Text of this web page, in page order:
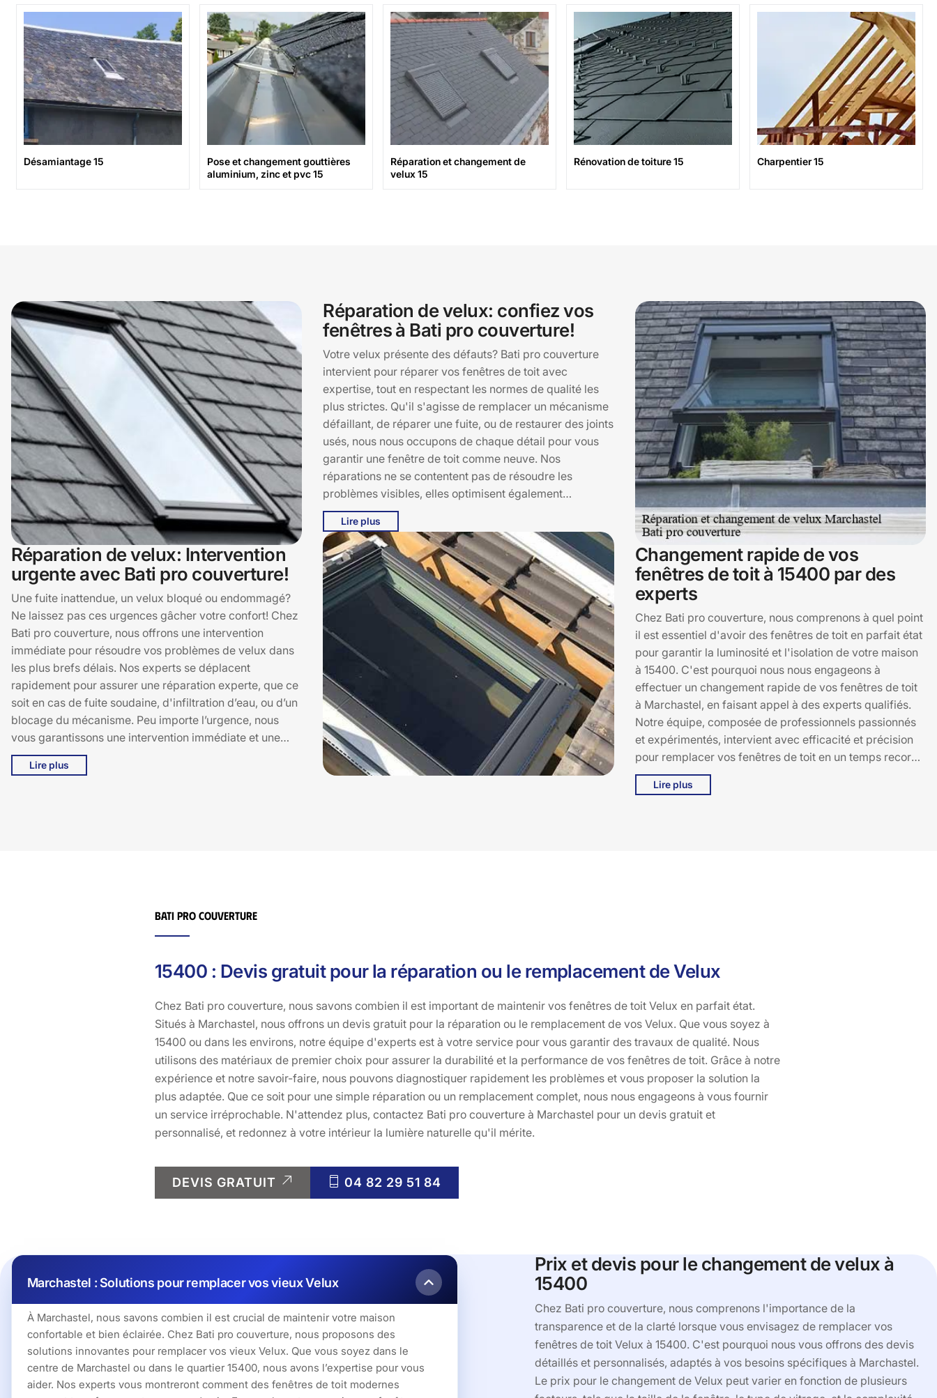
Désamiantage 15
Pose et changement gouttières
aluminium, zinc et pvc 15
Réparation et changement de
velux 15
Rénovation de toiture 15 Charpentier 15
Réparation de velux: Intervention
urgente avec Bati pro couverture!
Une fuite inattendue, un velux bloqué ou endommagé?
Ne laissez pas ces urgences gâcher votre confort! Chez
Bati pro couverture, nous offrons une intervention
immédiate pour résoudre vos problèmes de velux dans
les plus brefs délais. Nos experts se déplacent
rapidement pour assurer une réparation experte, que ce
soit en cas de fuite soudaine, d'infiltration d’eau, ou d’un
blocage du mécanisme. Peu importe l’urgence, nous
vous garantissons une intervention immédiate et une
solution durable. En plus de la rapidité, nous proposons
des tarifs raisonnables pour que vous puissiez être
Lire plus
Réparation de velux: confiez vos
fenêtres à Bati pro couverture!
Votre velux présente des défauts? Bati pro couverture
intervient pour réparer vos fenêtres de toit avec
expertise, tout en respectant les normes de qualité les
plus strictes. Qu'il s'agisse de remplacer un mécanisme
défaillant, de réparer une fuite, ou de restaurer des joints
usés, nous nous occupons de chaque détail pour vous
garantir une fenêtre de toit comme neuve. Nos
réparations ne se contentent pas de résoudre les
problèmes visibles, elles optimisent également
l’étanchéité et la performance de votre velux pour une
meilleure durabilité.
Lire plus
Changement rapide de vos
fenêtres de toit à 15400 par des
experts
Chez Bati pro couverture, nous comprenons à quel point
il est essentiel d'avoir des fenêtres de toit en parfait état
pour garantir la luminosité et l'isolation de votre maison
à 15400. C'est pourquoi nous nous engageons à
effectuer un changement rapide de vos fenêtres de toit
à Marchastel, en faisant appel à des experts qualifiés.
Notre équipe, composée de professionnels passionnés
et expérimentés, intervient avec efficacité et précision
pour remplacer vos fenêtres de toit en un temps record.
Que ce soit pour une rénovation ou une urgence, nous
mettons un point d'honneur à utiliser des matériaux de
Lire plus
Bati pro couverture
15400 : Devis gratuit pour la réparation ou le remplacement de Velux
Chez Bati pro couverture, nous savons combien il est important de maintenir vos fenêtres de toit Velux en parfait état.
Situés à Marchastel, nous offrons un devis gratuit pour la réparation ou le remplacement de vos Velux. Que vous soyez à
15400 ou dans les environs, notre équipe d'experts est à votre service pour vous garantir des travaux de qualité. Nous
utilisons des matériaux de premier choix pour assurer la durabilité et la performance de vos fenêtres de toit. Grâce à notre
expérience et notre savoir-faire, nous pouvons diagnostiquer rapidement les problèmes et vous proposer la solution la
plus adaptée. Que ce soit pour une simple réparation ou un remplacement complet, nous nous engageons à vous fournir
un service irréprochable. N'attendez plus, contactez Bati pro couverture à Marchastel pour un devis gratuit et
personnalisé, et redonnez à votre intérieur la lumière naturelle qu'il mérite.
DEVIS GRATUIT 04 82 29 51 84
Marchastel : Solutions pour remplacer vos vieux Velux
À Marchastel, nous savons combien il est crucial de maintenir votre maison
confortable et bien éclairée. Chez Bati pro couverture, nous proposons des
solutions innovantes pour remplacer vos vieux Velux. Que vous soyez dans le
centre de Marchastel ou dans le quartier 15400, nous avons l’expertise pour vous
aider. Nos experts vous montreront comment des fenêtres de toit modernes
Prix et devis pour le changement de velux à
15400
Chez Bati pro couverture, nous comprenons l'importance de la
transparence et de la clarté lorsque vous envisagez de remplacer vos
fenêtres de toit Velux à 15400. C'est pourquoi nous vous offrons des devis
détaillés et personnalisés, adaptés à vos besoins spécifiques à Marchastel.
Le prix pour le changement de Velux peut varier en fonction de plusieurs